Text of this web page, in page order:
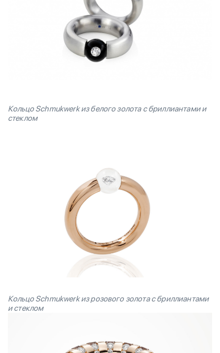
Кольцо Schmukwerk из белого золота с бриллиантами и
стеклом
Кольцо Schmukwerk из розового золота с бриллиантами
и стеклом